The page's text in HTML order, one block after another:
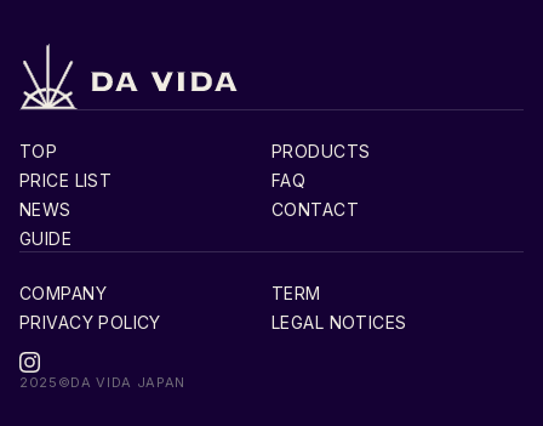
TOP
PRODUCTS
PRICE LIST
FAQ
NEWS
CONTACT
GUIDE
COMPANY
TERM
PRIVACY POLICY
LEGAL NOTICES
2025©DA VIDA JAPAN